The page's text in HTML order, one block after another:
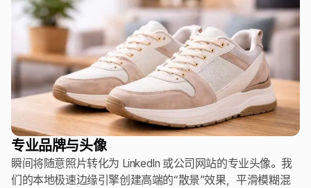
专业品牌与头像
瞬间将随意照片转化为 LinkedIn 或公司网站的专业头像。我
们的本地极速边缘引擎创建高端的“散景”效果，平滑模糊混